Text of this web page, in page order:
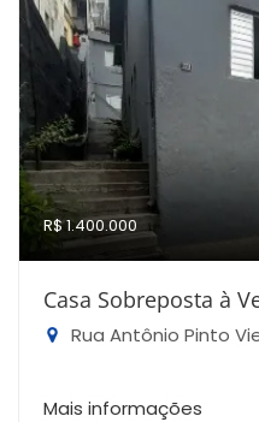
R$ 1.400.000
Casa Sobreposta à
Rua Antônio Pinto Vieira
Mais informações